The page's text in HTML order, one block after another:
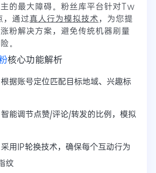
的最大障碍。粉丝库平台针对Tw
通过真人行为模拟技术，为您提
粉解决方案，避免传统机器刷量
。
核心功能解析
根据账号定位匹配目标地域、兴趣标
智能调节点赞/评论/转发的比例，模拟
采用IP轮换技术，确保每个互动行为
纹